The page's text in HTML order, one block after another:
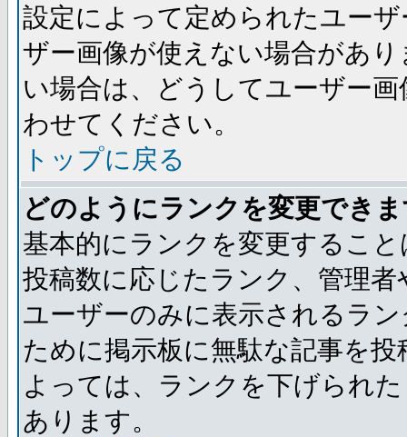
設定によって定められたユー
ザー画像が使えない場合があ
い場合は、どうしてユーザー
わせてください。
トップに戻る
どのようにランクを変更でき
基本的にランクを変更するこ
投稿数に応じたランク、管理
ユーザーのみに表示されるラ
ために掲示板に無駄な記事を
よっては、ランクを下げられ
あります。